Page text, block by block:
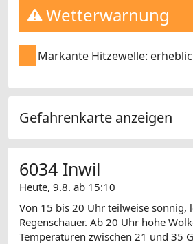
Wetterwarnung
Markante Hitzewelle:
Gefahrenkarte anzeigen
6034 Inwil
Heute, 9.8. ab 15:10
Von 15 bis 20 Uhr teilweise sonnig,
Regenschauer. Ab 20 Uhr hohe
Temperaturen zwischen 21 und 35